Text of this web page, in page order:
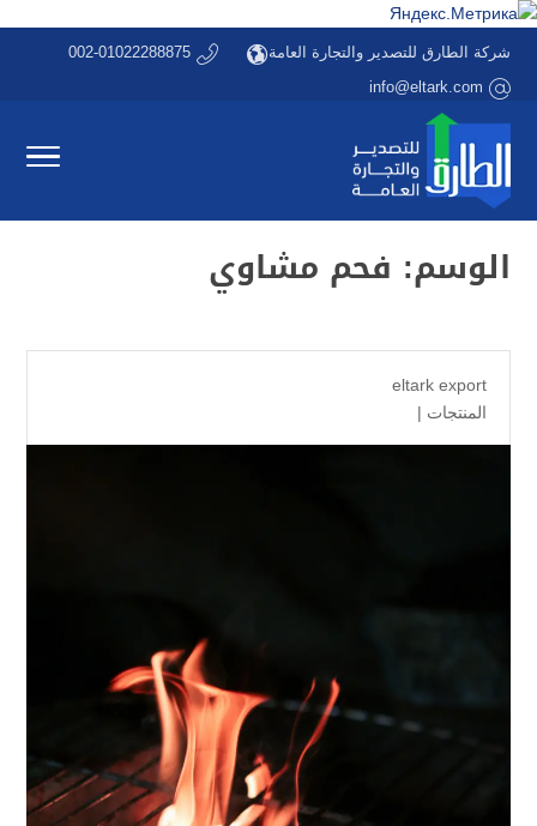
شركة الطارق للتصدير والتجارة العامة
002-01022288875
info@eltark.com
الوسم: فحم مشاوي
eltark export
المنتجات |